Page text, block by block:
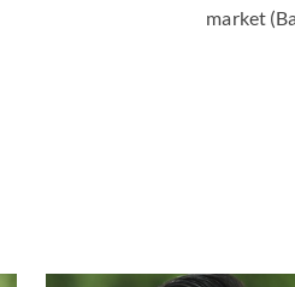
market